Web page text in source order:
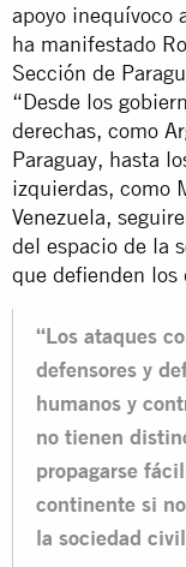
apoyo inequívoco
ha manifestado
Sección de
“Desde los
derechas, como
Paraguay, hasta
izquierdas, como
Venezuela,
del espacio de la
que defienden los
“Los ataques
defensores y
humanos y
no tienen
propagarse
continente si
la sociedad